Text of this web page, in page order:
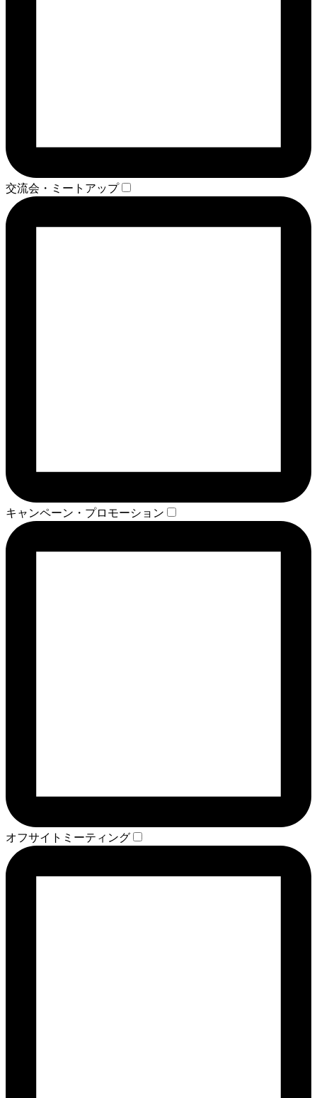
交流会・ミートアップ
キャンペーン・プロモーション
オフサイトミーティング